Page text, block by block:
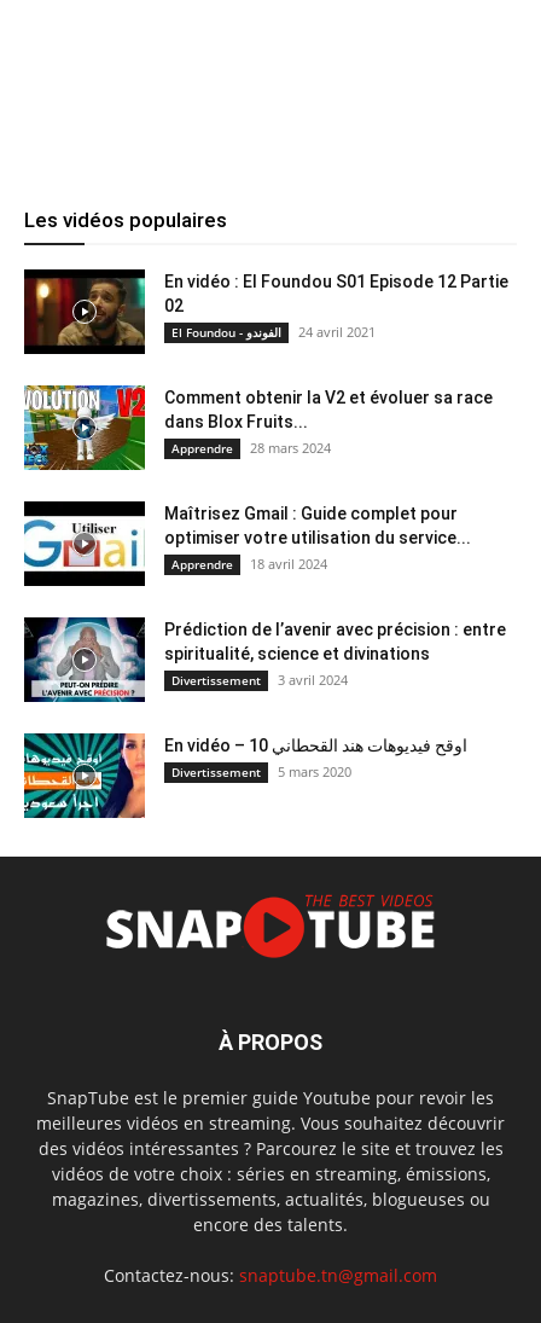
Les vidéos populaires
En vidéo : El Foundou S01 Episode 12 Partie
02
El Foundou - الفوندو 24 avril 2021
Comment obtenir la V2 et évoluer sa race
dans Blox Fruits...
Apprendre 28 mars 2024
Maîtrisez Gmail : Guide complet pour
optimiser votre utilisation du service...
Apprendre 18 avril 2024
Prédiction de l’avenir avec précision : entre
spiritualité, science et divinations
Divertissement 3 avril 2024
En vidéo – 10 اوقح فيديوهات هند القحطاني
Divertissement 5 mars 2020
À PROPOS
SnapTube est le premier guide Youtube pour revoir les
meilleures vidéos en streaming. Vous souhaitez découvrir
des vidéos intéressantes ? Parcourez le site et trouvez les
vidéos de votre choix : séries en streaming, émissions,
magazines, divertissements, actualités, blogueuses ou
encore des talents.
Contactez-nous: snaptube.tn@gmail.com